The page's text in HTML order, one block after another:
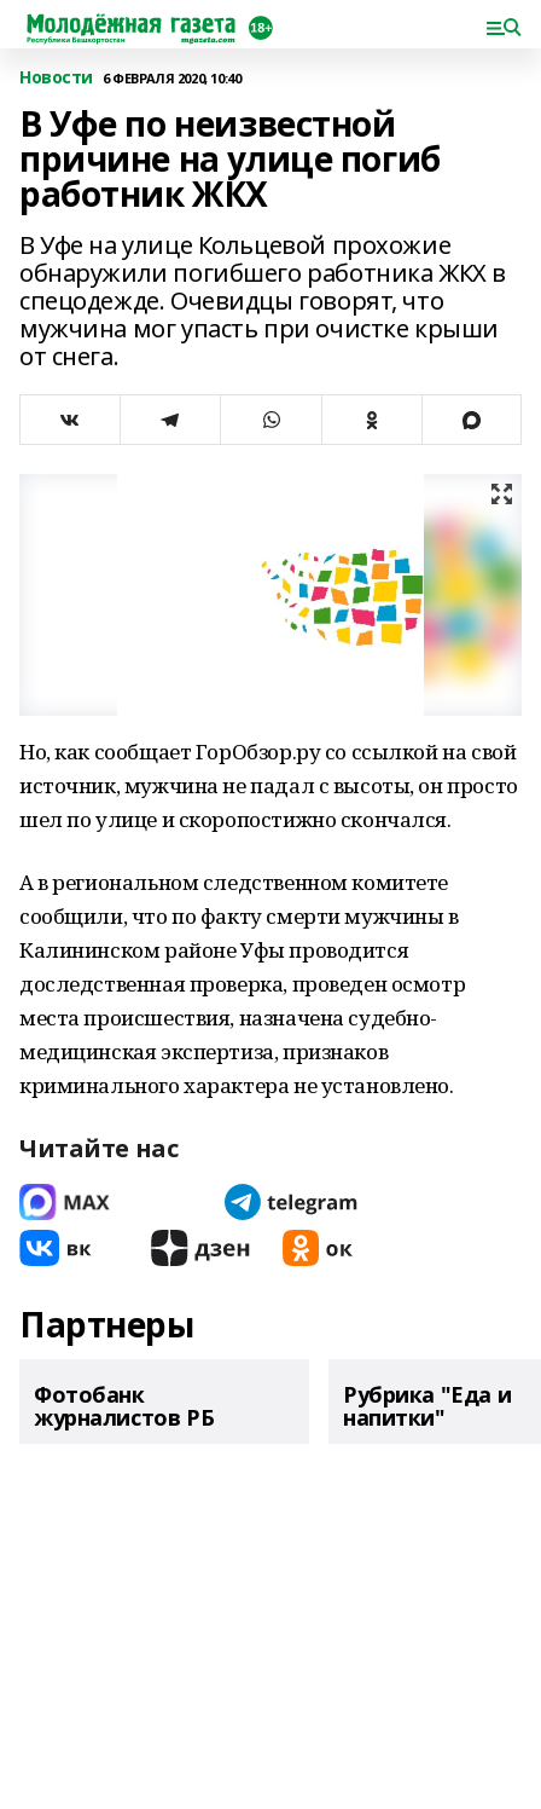
Новости 6 ФЕВРАЛЯ 2020, 10:40
В Уфе по неизвестной
причине на улице погиб
работник ЖКХ
В Уфе на улице Кольцевой прохожие
обнаружили погибшего работника ЖКХ в
спецодежде. Очевидцы говорят, что
мужчина мог упасть при очистке крыши
от снега.
Но, как сообщает ГорОбзор.ру со ссылкой на свой
источник, мужчина не падал с высоты, он просто
шел по улице и скоропостижно скончался.
А в региональном следственном комитете
сообщили, что по факту смерти мужчины в
Калининском районе Уфы проводится
доследственная проверка, проведен осмотр
места происшествия, назначена судебно-
медицинская экспертиза, признаков
криминального характера не установлено.
Читайте нас
Партнеры
Фотобанк
журналистов РБ
Рубрика "Еда и
напитки"